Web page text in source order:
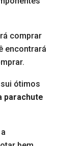
comprar
encontrará
ótimos
parachute